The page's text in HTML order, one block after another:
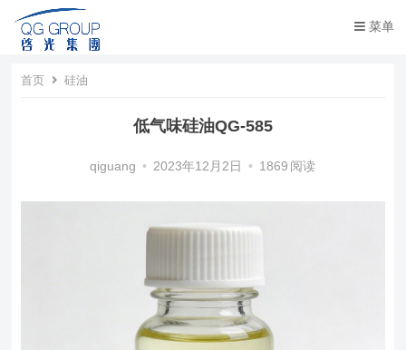
菜单
首页 硅油
低气味硅油QG-585
qiguang • 2023年12月2日 • 1869 阅读